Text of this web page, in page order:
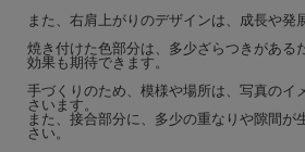
また、右肩上がりのデザインは、成長や発
焼き付けた色部分は、多少ざらつきがある
効果も期待できます。
手づくりのため、模様や場所は、写真のイ
さいます。
また、接合部分に、多少の重なりや隙間が
さい。